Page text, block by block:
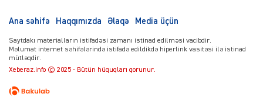
Ana səhifə Haqqımızda Əlaqə Media üçün
Saytdakı materialların istifadəsi zamanı istinad edilməsi vacibdir.
Məlumat internet səhifələrində istifadə edildikdə hiperlink vasitəsi ilə istinad
mütləqdir.
Xeberaz.info © 2025 - Bütün hüquqları qorunur.